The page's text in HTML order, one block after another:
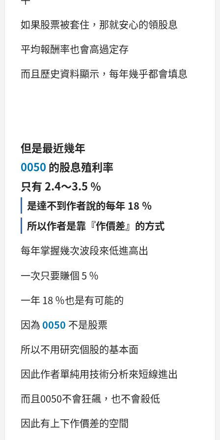
如果股票被套住，那就安心的領股息
平均報酬率也會高過定存
而且歷史資料顯示，每年幾乎都會填息
但是最近幾年
0050 的股息殖利率
只有 2.4～3.5 ％
是達不到作者說的每年 18 ％
所以作者是靠『作價差』的方式
每年掌握幾次波段來低進高出
一次只要賺個 5 ％
一年 18 ％也是有可能的
因為0050 不是股票
所以不用研究個股的基本面
因此作者單純用技術分析來短線進出
而且0050不會狂飆，也不會殺低
因此有上下作價差的空間